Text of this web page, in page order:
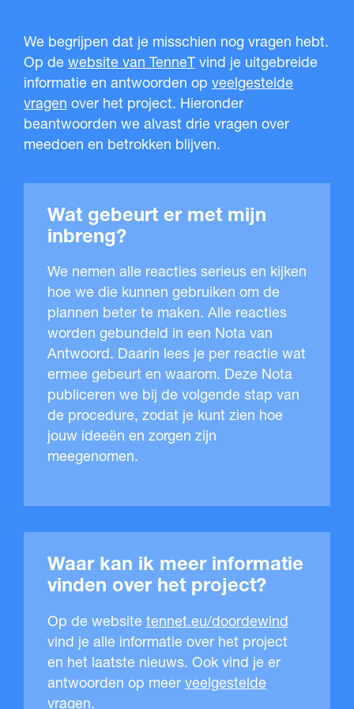
Waar kan ik meer informatie
vinden over het project?
Op de website tennet.eu/doordewind
vind je alle informatie over het project
en het laatste nieuws. Ook vind je er
antwoorden op meer veelgestelde
vragen.
Wat gebeurt er met mijn
inbreng?
We nemen alle reacties serieus en kijken
hoe we die kunnen gebruiken om de
plannen beter te maken. Alle reacties
worden gebundeld in een Nota van
Antwoord. Daarin lees je per reactie wat
ermee gebeurt en waarom. Deze Nota
publiceren we bij de volgende stap van
de procedure, zodat je kunt zien hoe
jouw ideeën en zorgen zijn
meegenomen.
We begrijpen dat je misschien nog vragen hebt.
Op de website van TenneT vind je uitgebreide
informatie en antwoorden op veelgestelde
vragen over het project. Hieronder
beantwoorden we alvast drie vragen over
meedoen en betrokken blijven.